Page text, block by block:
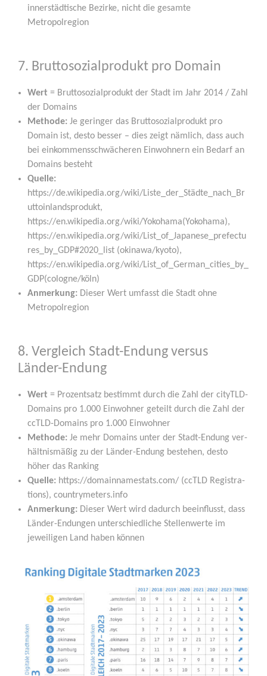
inner­städ­ti­sche Bezir­ke, nicht die gesam­te
Metropolregion
7. Bruttosozialprodukt pro Domain
Wert = Brut­to­so­zi­al­pro­dukt der Stadt im Jahr 2014 / Zahl
der Domains
Metho­de: Je gerin­ger das Brut­to­so­zi­al­pro­dukt pro
Domain ist, des­to bes­ser – dies zeigt näm­lich, dass auch
bei ein­kom­mens­schwä­che­ren Ein­woh­nern ein Bedarf an
Domains besteht
Quel­le:
https://de.wikipedia.org/wiki/Liste_der_Städte_nach_Br
uttoinlandsprodukt,
https://en.wikipedia.org/wiki/Yokohama(Yokohama),
https://en.wikipedia.org/wiki/List_of_Japanese_prefectu
res_by_GDP#2020_list (okinawa/kyoto),
https://en.wikipedia.org/wiki/List_of_German_cities_by_
GDP(cologne/köln)
Anmer­kung: Die­ser Wert umfasst die Stadt ohne
Metropolregion
8. Vergleich Stadt-Endung versus
Länder-Endung
Wert = Pro­zent­satz bestimmt durch die Zahl der cityTLD-
Domains pro 1.000 Ein­woh­ner geteilt durch die Zahl der
ccTLD-Domains pro 1.000 Einwohner
Metho­de: Je mehr Domains unter der Stadt-Endung ver­
hält­nis­mä­ßig zu der Län­der-Endung bestehen, des­to
höher das Ranking
Quel­le: https://domainnamestats.com/ (ccTLD Regis­tra­
ti­ons), countrymeters.info
Anmer­kung: Die­ser Wert wird dadurch beein­flusst, dass
Län­der-Endun­gen unter­schied­li­che Stel­len­wer­te im
jewei­li­gen Land haben können